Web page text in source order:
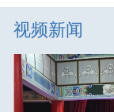
视频新闻